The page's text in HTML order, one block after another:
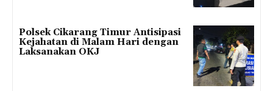
Polsek Cikarang Timur Antisipasi
Kejahatan di Malam Hari dengan
Laksanakan OKJ